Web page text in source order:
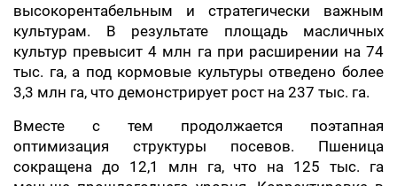
высокорентабельным и стратегически важным
культурам. В результате площадь масличных
культур превысит 4 млн га при расширении на 74
тыс. га, а под кормовые культуры отведено более
3,3 млн га, что демонстрирует рост на 237 тыс. га.
Вместе с тем продолжается поэтапная
оптимизация структуры посевов. Пшеница
сокращена до 12,1 млн га, что на 125 тыс. га